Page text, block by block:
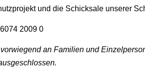
und die Schicksale unserer
2009 0
an Familien und